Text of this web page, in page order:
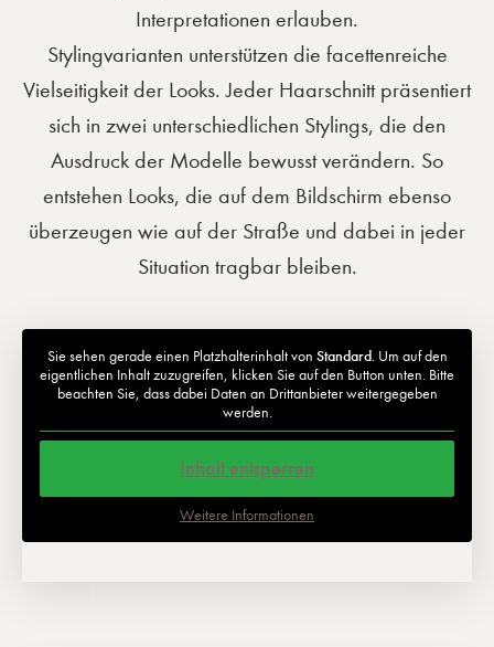
Interpretationen erlauben.
Stylingvarianten unterstützen die facettenreiche
Vielseitigkeit der Looks. Jeder Haarschnitt präsentiert
sich in zwei unterschiedlichen Stylings, die den
Ausdruck der Modelle bewusst verändern. So
entstehen Looks, die auf dem Bildschirm ebenso
überzeugen wie auf der Straße und dabei in jeder
Situation tragbar bleiben.
Sie sehen gerade einen Platzhalterinhalt von Standard. Um auf den
eigentlichen Inhalt zuzugreifen, klicken Sie auf den Button unten. Bitte
beachten Sie, dass dabei Daten an Drittanbieter weitergegeben
werden.
Inhalt entsperren
Weitere Informationen